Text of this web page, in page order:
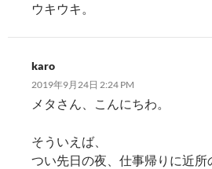
ウキウキ。
karo
2019年9月24日 2:24 PM
メタさん、こんにちわ。
そういえば、
つい先日の夜、仕事帰りに近所